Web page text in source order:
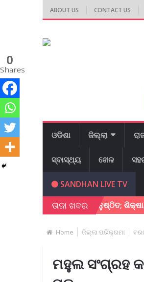
ABOUT US CONTACT US
ଓଡିଶା ଜିଲ୍ଲା
ସ୍ବାସ୍ଥ୍ୟ ଖେଳ
SANDHAN LIVE TV
ତାଜା ଖବର
ସମ୍ମିଳନୀ ଅନୁଷ୍ଠିତ; ଶିକ୍ଷା,
Home ଜିଲ୍ଲା ପରିକ୍ରମା
ମହୁଲ ସଂଗ୍ରହ
0
Shares